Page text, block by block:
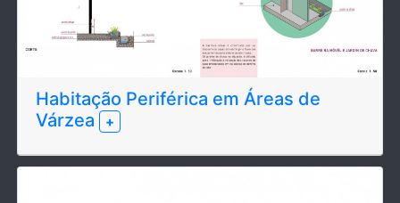
Habitação Periférica em Áreas de
Várzea
+